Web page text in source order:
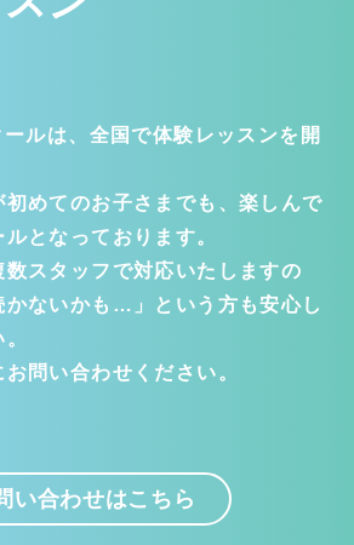
ルは、全国で体験レッスンを開
初めてのお子さまでも、楽しんで
となっております。
スタッフで対応いたしますの
かないかも…」という方も安心し
問い合わせください。
い合わせはこちら